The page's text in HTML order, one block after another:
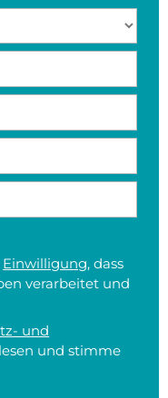
Einwilligung, dass
verarbeitet und
und
und stimme